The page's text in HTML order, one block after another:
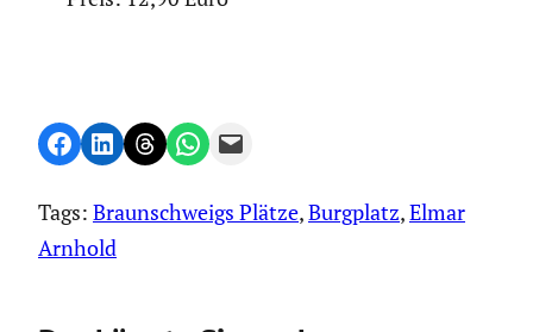
Share on Facebook
Share on LinkedIn
Share on Threads
Share on WhatsApp
Email this Page
Tags: Braunschweigs Plätze, Burgplatz, Elmar
Arnhold